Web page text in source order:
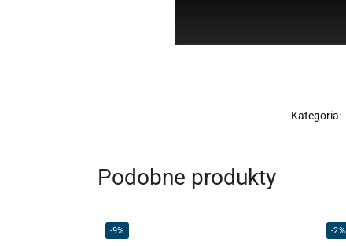
Kategoria:
Podobne produkty
-9% -2%